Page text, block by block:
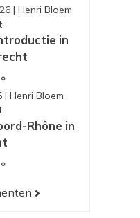
| Henri Bloem
in
| Henri Bloem
Rhône in